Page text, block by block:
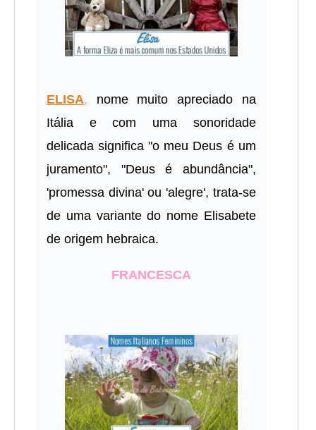
ELISA, nome muito apreciado na
Itália e com uma sonoridade
delicada significa "o meu Deus é um
juramento", "Deus é abundância",
'promessa divina' ou 'alegre', trata-se
de uma variante do nome Elisabete
de origem hebraica.
FRANCESCA